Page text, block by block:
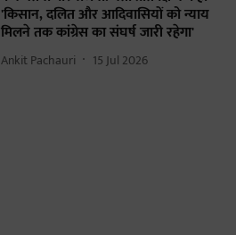
'किसान, दलित और आदिवासियों को न्याय
मिलने तक कांग्रेस का संघर्ष जारी रहेगा'
Ankit Pachauri 15 Jul 2026